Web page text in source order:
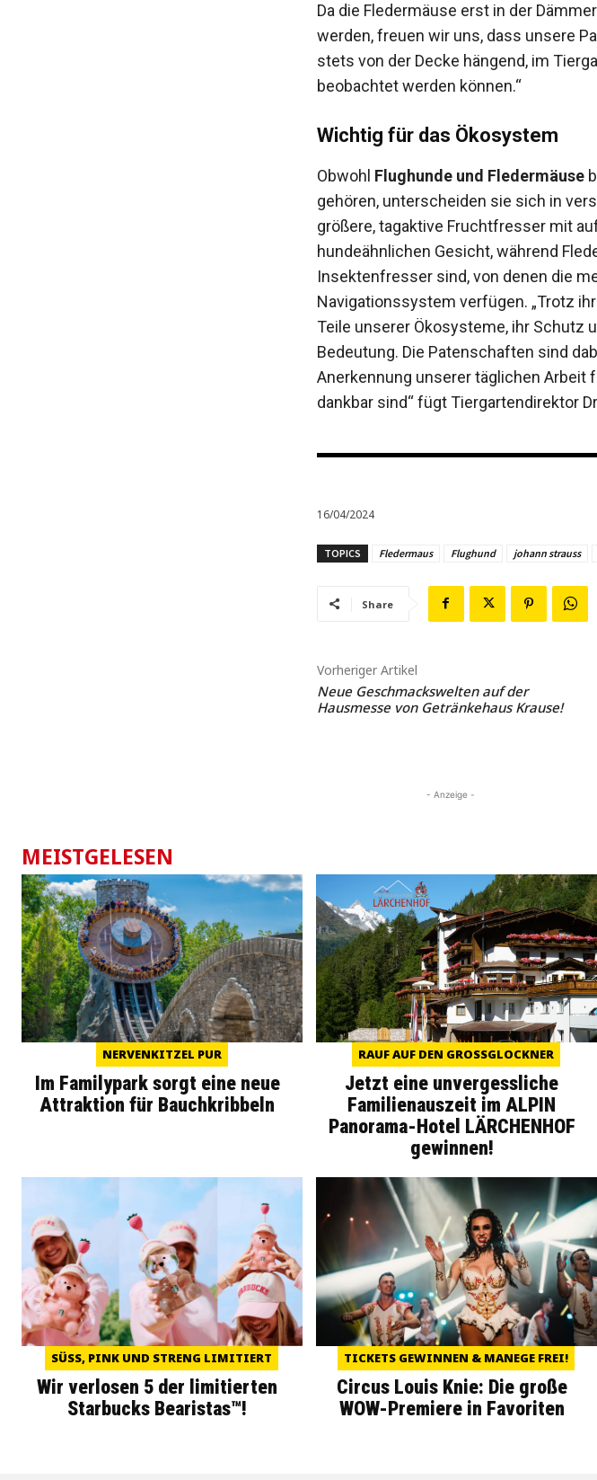
Da die Fledermäuse erst in der
werden, freuen wir uns, dass unsere
stets von der Decke hängend, im
beobachtet werden können.“
Wichtig für das Ökosystem
Obwohl Flughunde und Fledermäuse
gehören, unterscheiden sie sich in
größere, tagaktive Fruchtfresser mit
hundeähnlichen Gesicht, während
Insektenfresser sind, von denen die
Navigationssystem verfügen. „Trotz
Teile unserer Ökosysteme, ihr Schutz
Bedeutung. Die Patenschaften sind
Anerkennung unserer täglichen
dankbar sind“ fügt Tiergartendirektor
16/04/2024
TOPICS Fledermaus Flughund johann strauss
Share
Vorheriger Artikel
Neue Geschmackswelten auf der
Hausmesse von Getränkehaus Krause!
- Anzeige -
MEISTGELESEN
NERVENKITZEL PUR
Im Familypark sorgt eine neue
Attraktion für Bauchkribbeln
RAUF AUF DEN GROSSGLOCKNER
Jetzt eine unvergessliche
Familienauszeit im ALPIN
Panorama-Hotel LÄRCHENHOF
gewinnen!
SÜSS, PINK UND STRENG LIMITIERT
Wir verlosen 5 der limitierten
Starbucks Bearistas™!
TICKETS GEWINNEN & MANEGE FREI!
Circus Louis Knie: Die große
WOW-Premiere in Favoriten